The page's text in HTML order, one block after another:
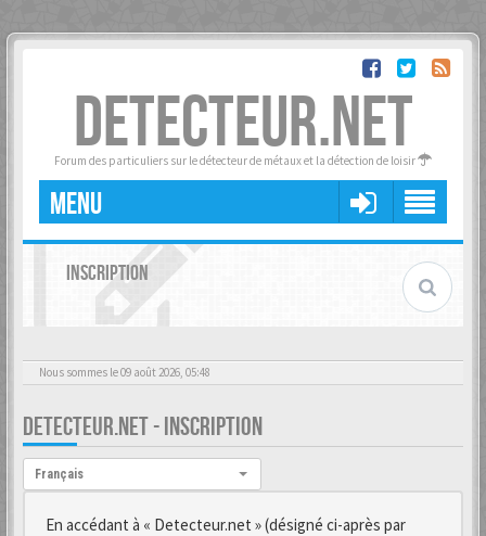
DETECTEUR.NET
Forum des particuliers sur le détecteur de métaux et la détection de loisir
MENU
INSCRIPTION
Nous sommes le 09 août 2026, 05:48
DETECTEUR.NET - INSCRIPTION
Langue :
Français
En accédant à « Detecteur.net » (désigné ci-après par